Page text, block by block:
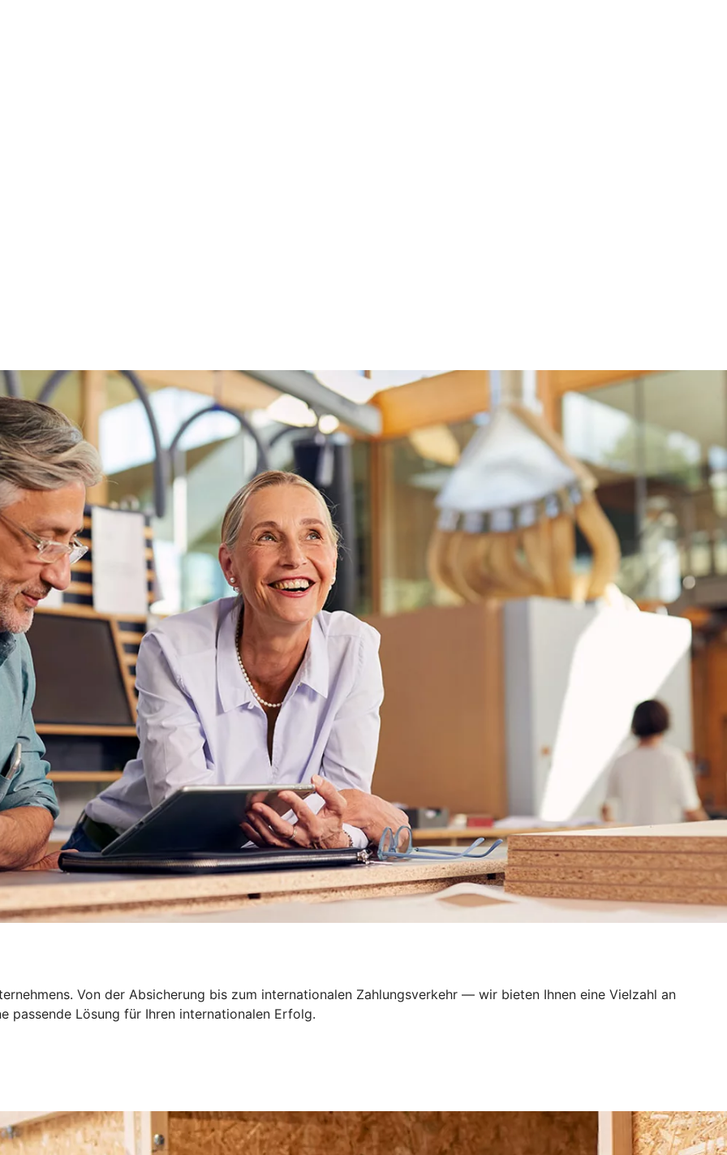
Von der Absicherung bis zum internationalen Zahlungsverkehr — wir bieten Ihnen eine Vielzahl an
passende Lösung für Ihren internationalen Erfolg.